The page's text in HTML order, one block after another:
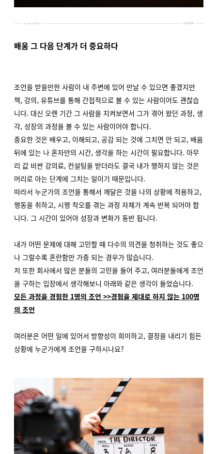
배움 그 다음 단계가 더 중요하다
조언을 받을만한 사람이 내 주변에 있어 만날 수 있으면 좋겠지만
책, 강의, 유튜브를 통해 간접적으로 볼 수 있는 사람이어도 괜찮습
니다. 대신 오랜 기간 그 사람을 지켜보면서 그가 겪어 왔던 과정, 생
각, 성장의 과정을 볼 수 있는 사람이어야 합니다.
중요한 것은 배우고, 이해되고, 공감 되는 것에 그치면 안 되고, 배움
뒤에 있는 나 혼자만의 시간, 생각을 하는 시간이 필요합니다. 아무
리 값 비싼 강의료, 컨설팅을 받더라도 결국 내가 행하지 않는 것은
머리로 아는 단계에 그치는 일이기 때문입니다.
따라서 누군가의 조언을 통해서 깨달은 것을 나의 상황에 적용하고,
행동을 취하고, 시행 착오를 겪는 과정 자체가 계속 반복 되어야 합
니다. 그 시간이 있어야 성장과 변화가 동반 됩니다.
내가 어떤 문제에 대해 고민할 때 다수의 의견을 청취하는 것도 좋으
나 그럴수록 혼란함만 가중 되는 경우가 많습니다.
저 또한 회사에서 많은 분들의 고민을 들어 주고, 여러분들에게 조언
을 구하는 입장에서 생각해보니 아래와 같은 생각이 들었습니다.
모든 과정을 경험한 1명의 조언 >>경험을 제대로 하지 않는 100명
의 조언
여러분은 어떤 일에 있어서 방향성이 희미하고, 결정을 내리기 힘든
상황에 누군가에게 조언을 구하시나요?